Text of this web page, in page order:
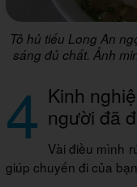
Tô hủ tiếu Long An
sáng đủ chất. Ảnh
4 Kinh
người đã
Vài điều mình
giúp chuyến đi của